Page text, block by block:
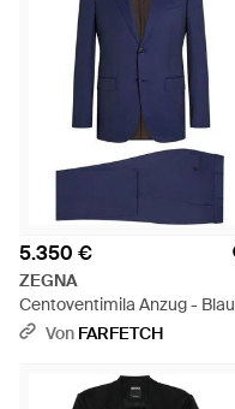
5.350 €
ZEGNA
Centoventimila Anzug - Blau
Von FARFETCH